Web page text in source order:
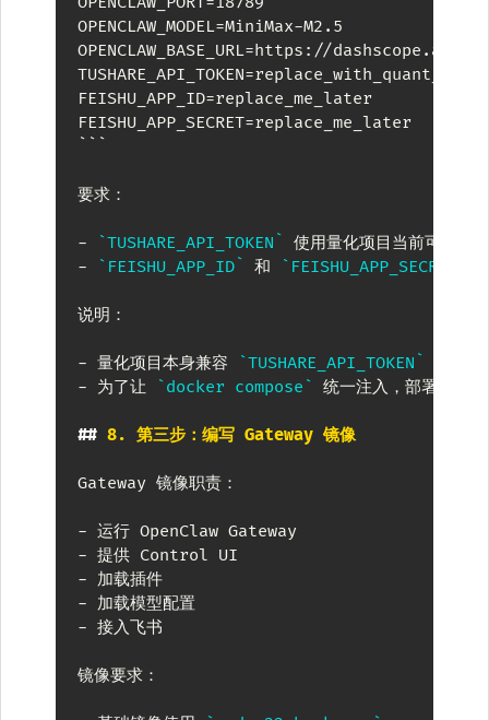
OPENCLAW_MODEL=MiniMax-M2.5
OPENCLAW_BASE_URL=https://
FEISHU_APP_ID=replace_me_later
FEISHU_APP_SECRET=replace_me_later
```
要求：
-
`TUSHARE_API_TOKEN`
-
`FEISHU_APP_ID` 和 `FEISHU_APP_SECRET`
说明：
- 量化项目本身兼容 `TUSHARE_API_TOKEN`
- 为了让 `docker compose` 统一注入，部署时以
## 8. 第三步：编写 Gateway 镜像
Gateway 镜像职责：
-
-
-
-
- 接入飞书
镜像要求：